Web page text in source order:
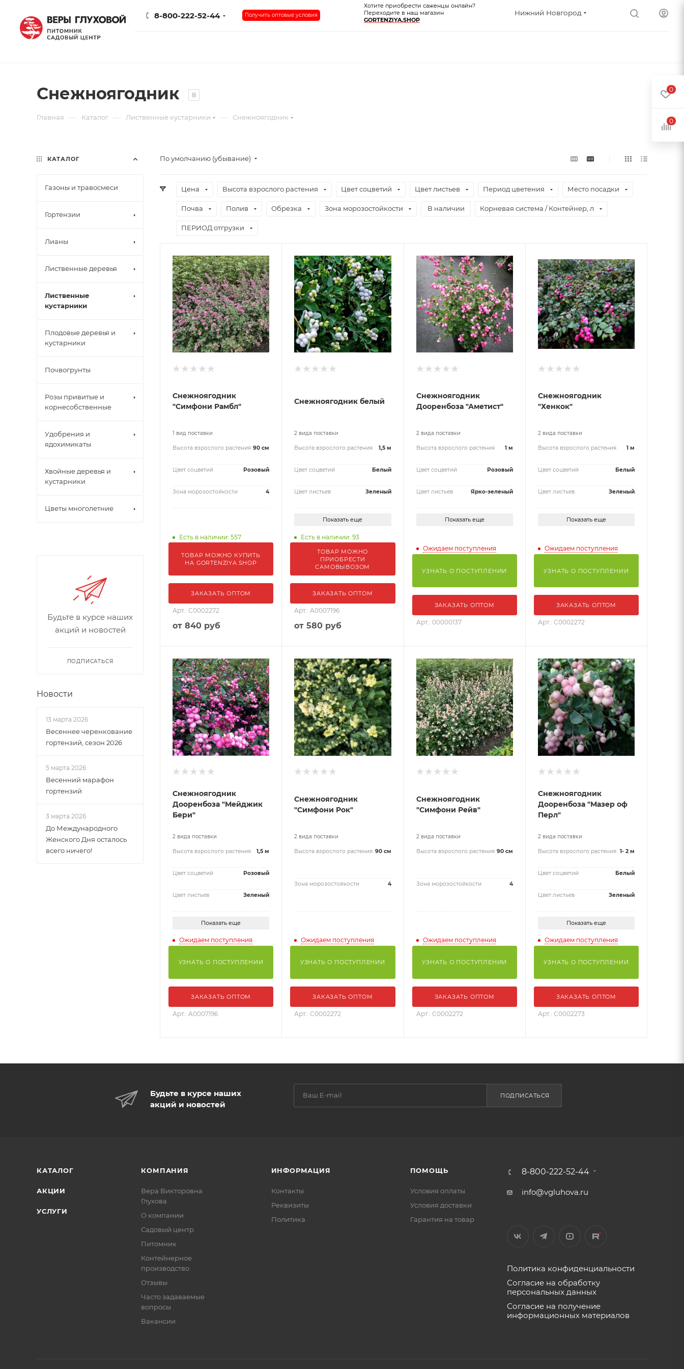
8-800-222-52-44 Получить оптовые условия
Хотите приобрести саженцы онлайн?
Переходите в наш магазин
GORTENZIYA.SHOP
Нижний Новгород
Снежноягодник 8
Главная — Каталог — Лиственные кустарники — Снежноягодник
По умолчанию (убывание)
Цена Высота взрослого растения Цвет соцветий Цвет листьев Период цветения Место посадки
Почва Полив Обрезка Зона морозостойкости В наличии Корневая система / Контейнер, л
ПЕРИОД отгрузки
Снежноягодник
"Симфони Рамбл"
1 вид поставки
Высота взрослого растения 90 см
Цвет соцветий Розовый
Зона морозостойкости 4
Есть в наличии: 557
ТОВАР МОЖНО КУПИТЬ
НА GORTENZIYA.SHOP
ЗАКАЗАТЬ ОПТОМ
Арт.: С0002272
от 840 руб
Снежноягодник белый
2 вида поставки
Высота взрослого растения 1,5 м
Цвет соцветий Белый
Цвет листьев Зеленый
Показать еще
Есть в наличии: 93
ТОВАР МОЖНО
ПРИОБРЕСТИ
САМОВЫВОЗОМ
ЗАКАЗАТЬ ОПТОМ
Арт.: A0007196
от580 руб
Снежноягодник
Дооренбоза "Аметист"
2 вида поставки
Высота взрослого растения 1 м
Цвет соцветий Розовый
Цвет листьев Ярко-зеленый
Показать еще
Ожидаем поступления
УЗНАТЬ О ПОСТУПЛЕНИИ
ЗАКАЗАТЬ ОПТОМ
Арт.: 00000137
Снежноягодник
"Хенкок"
2 вида поставки
Высота взрослого растения 1 м
Цвет соцветий Белый
Цвет листьев Зеленый
Показать еще
Ожидаем поступления
УЗНАТЬ О ПОСТУПЛЕНИИ
ЗАКАЗАТЬ ОПТОМ
Арт.: С0002272
Снежноягодник
Дооренбоза "Мейджик
Бери"
2 вида поставки
Высота взрослого растения 1,5 м
Цвет соцветий Розовый
Цвет листьев Зеленый
Показать еще
Ожидаем поступления
УЗНАТЬ О ПОСТУПЛЕНИИ
ЗАКАЗАТЬ ОПТОМ
Арт.: A0007196
Снежноягодник
"Симфони Рок"
2 вида поставки
Высота взрослого растения 90 см
Зона морозостойкости 4
Ожидаем поступления
УЗНАТЬ О ПОСТУПЛЕНИИ
ЗАКАЗАТЬ ОПТОМ
Арт.: С0002272
Снежноягодник
"Симфони Рейв"
2 вида поставки
Высота взрослого растения 90 см
Зона морозостойкости 4
Ожидаем поступления
УЗНАТЬ О ПОСТУПЛЕНИИ
ЗАКАЗАТЬ ОПТОМ
Арт.: С0002272
Снежноягодник
Дооренбоза "Мазер оф
Перл"
2 вида поставки
Высота взрослого растения 1- 2 м
Цвет соцветий Белый
Цвет листьев Зеленый
Показать еще
Ожидаем поступления
УЗНАТЬ О ПОСТУПЛЕНИИ
ЗАКАЗАТЬ ОПТОМ
Арт.: С0002273
КАТАЛОГ
Газоны и травосмеси
Гортензии
Лианы
Лиственные деревья
Лиственные
кустарники
Плодовые деревья и
кустарники
Почвогрунты
Розы привитые и
корнесобственные
Удобрения и
ядохимикаты
Хвойные деревья и
кустарники
Цветы многолетние
Будьте в курсе наших
акций и новостей
ПОДПИСАТЬСЯ
Новости
13 марта 2026
Весеннее черенкование
гортензий, сезон 2026
5 марта 2026
Весенний марафон
гортензий
3 марта 2026
До Международного
Женского Дня осталось
всего ничего!
Будьте в курсе наших
акций и новостей
ПОДПИСАТЬСЯ
КАТАЛОГ
АКЦИИ
УСЛУГИ
КОМПАНИЯ
Вера Викторовна
Глухова
О компании
Садовый центр
Питомник
Контейнерное
производство
Отзывы
Часто задаваемые
вопросы
Вакансии
ИНФОРМАЦИЯ
Контакты
Реквизиты
Политика
ПОМОЩЬ
Условия оплаты
Условия доставки
Гарантия на товар
8-800-222-52-44
info@vgluhova.ru
Политика конфиденциальности
Согласие на обработку
персональных данных
Согласие на получение
информационных материалов
0
0